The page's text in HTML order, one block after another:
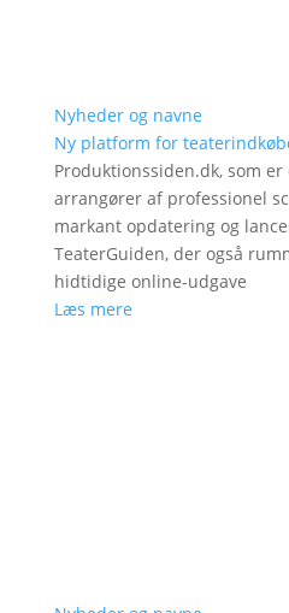
Nyheder og navne
Ny platform for
Produktionssiden.dk, som
arrangører af professionel
markant opdatering og
TeaterGuiden, der også
hidtidige online-udgave
Læs mere